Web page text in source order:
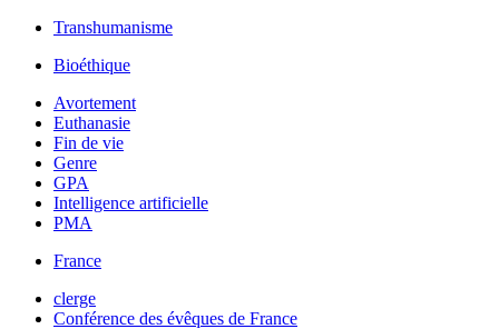
Transhumanisme
Bioéthique
Avortement
Euthanasie
Fin de vie
Genre
GPA
Intelligence artificielle
PMA
France
clerge
Conférence des évêques de France